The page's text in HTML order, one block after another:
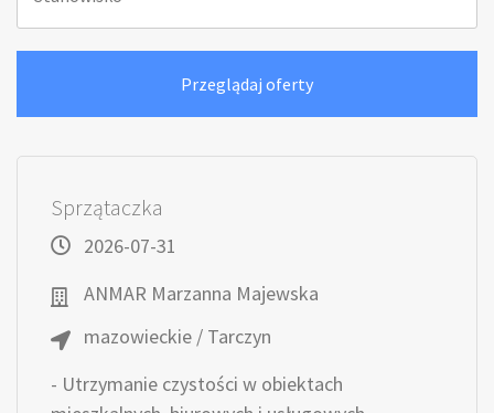
Sprzątaczka
2026-07-31
ANMAR Marzanna Majewska
mazowieckie / Tarczyn
- Utrzymanie czystości w obiektach